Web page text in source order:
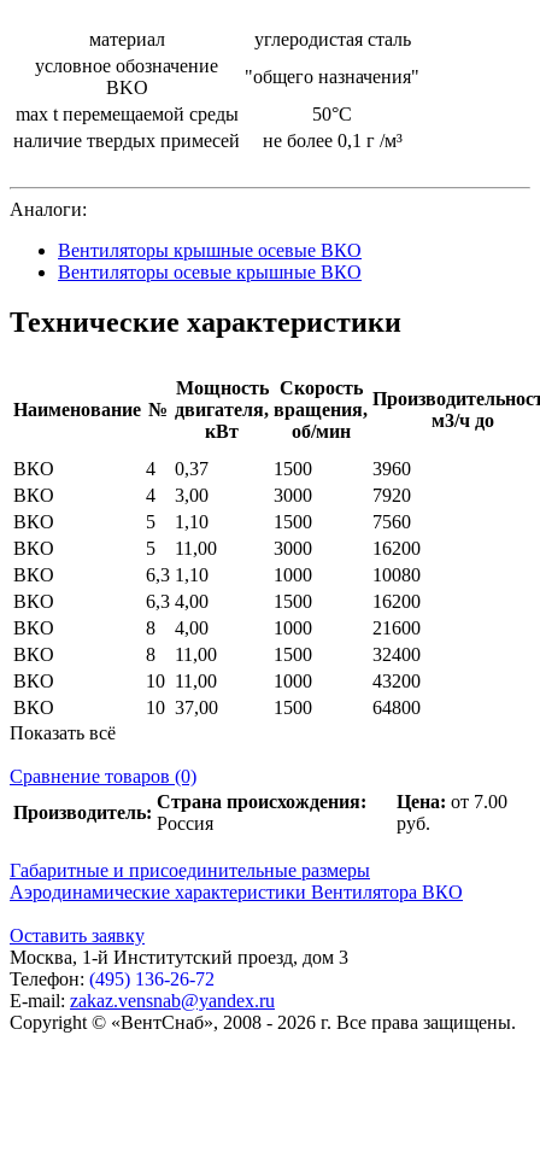
материал
углеродистая сталь
условное обозначение
ВKO
"общего назначения"
max t перемещаемой среды
50°С
наличие твердых примесей
не более 0,1 г /м³
Аналоги:
Вентиляторы крышные осевые ВКО
Вентиляторы осевые крышные ВКО
Технические характеристики
Наименование №
Мощность
двигателя,
кВт
Скорость
вращения,
об/мин
м3/ч до
ВКО 4 0,37 1500
3960
ВКО
4 3,00 3000
7920
ВКО
5 1,10 1500
7560
ВКО
5 11,00 3000
16200
ВКО
6,3 1,10 1000
10080
ВКО
6,3 4,00 1500
16200
ВКО
8 4,00 1000
21600
ВКО
8 11,00 1500
32400
ВКО
10 11,00 1000
43200
ВКО
10 37,00 1500
64800
Показать всё
Сравнение товаров (0)
Производитель:
Страна происхождения:
Россия
Цена: от 7.00
руб.
Габаритные и присоединительные размеры
Аэродинамические характеристики Вентилятора ВКО
Оставить заявку
Москва, 1-й Институтский проезд, дом 3
Телефон: (495) 136-26-72
E-mail: zakaz.vensnab@yandex.ru
Copyright © «ВентСнаб», 2008 - 2026 г. Все права защищены.